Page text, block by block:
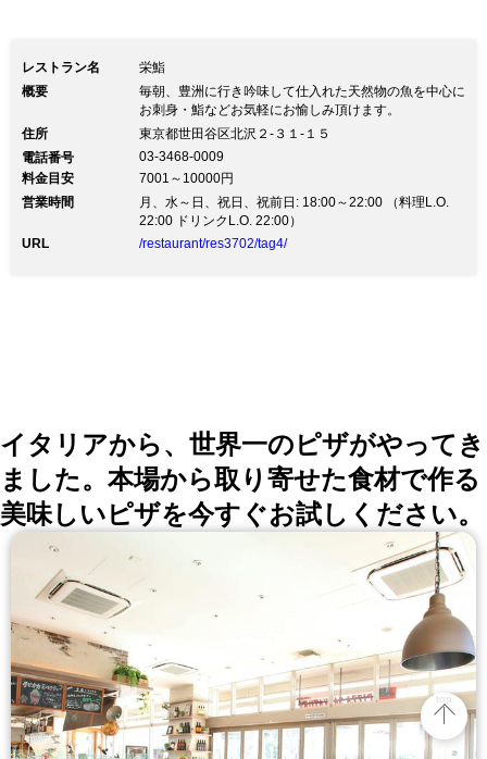
レストラン名
栄鮨
概要
毎朝、豊洲に行き吟味して仕入れた天然物の魚を中心に
お刺身・鮨などお気軽にお愉しみ頂けます。
住所
東京都世田谷区北沢２-３１-１５
電話番号
03-3468-0009
料金目安
7001～10000円
営業時間
月、水～日、祝日、祝前日: 18:00～22:00 （料理L.O.
22:00 ドリンクL.O. 22:00）
URL
/restaurant/res3702/tag4/
イタリアから、世界一のピザがやってき
ました。本場から取り寄せた食材で作る
美味しいピザを今すぐお試しください。
top